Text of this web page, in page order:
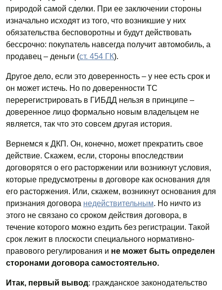
природой самой сделки. При ее заключении стороны
изначально исходят из того, что возникшие у них
обязательства бесповоротны и будут действовать
бессрочно: покупатель навсегда получит автомобиль, а
продавец – деньги (ст. 454 ГК).
Другое дело, если это доверенность – у нее есть срок и
он может истечь. Но по доверенности ТС
перерегистрировать в ГИБДД нельзя в принципе –
доверенное лицо формально новым владельцем не
является, так что это совсем другая история.
Вернемся к ДКП. Он, конечно, может прекратить свое
действие. Скажем, если, стороны впоследствии
договорятся о его расторжении или возникнут условия,
которые предусмотрены в договоре как основания для
его расторжения. Или, скажем, возникнут основания для
признания договора недействительным. Но ничто из
этого не связано со сроком действия договора, в
течение которого можно ездить без регистрации. Такой
срок лежит в плоскости специального нормативно-
правового регулирования и не может быть определен
сторонами договора самостоятельно.
Итак, первый вывод: гражданское законодательство